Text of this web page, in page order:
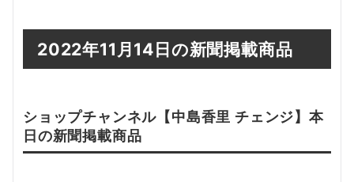
2022年11月14日の新聞掲載商品
ショップチャンネル【中島香里 チェンジ】本
日の新聞掲載商品